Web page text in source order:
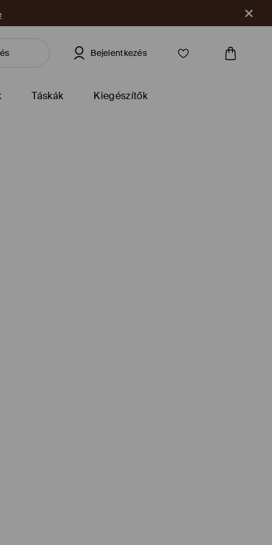
Bejelentkezés
Táskák Kiegészítők